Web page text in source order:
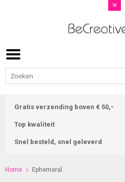
Gratis verzending boven € 50,-
Top kwaliteit
Snel besteld, snel geleverd
Home Ephemeral